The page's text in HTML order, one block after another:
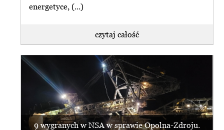
energetyce, (...)
czytaj całość
9 wygranych w NSA w sprawie Opolna-Zdroju.